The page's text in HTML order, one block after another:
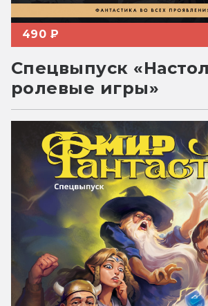
490 ₽
Спецвыпуск
ролевые игры»